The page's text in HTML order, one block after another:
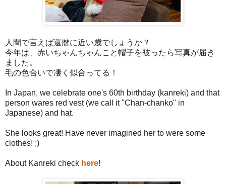
人間で言えば還暦に近い歳でしょうか？
今年は、赤いちゃんちゃんこと帽子を被ったら写真が届き
ました。
毛の色合いで凄く似合ってる！
In Japan, we celebrate one's 60th birthday (kanreki) and that
person wares red vest (we call it "Chan-chanko" in
Japanese) and hat.
She looks great! Have never imagined her to were some
clothes! ;)
About Kanreki check here!